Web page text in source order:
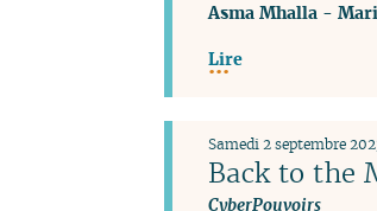
Asma Mhalla-
Lire
Back to the
CyberPouvoirs
Samedi 2 septembre